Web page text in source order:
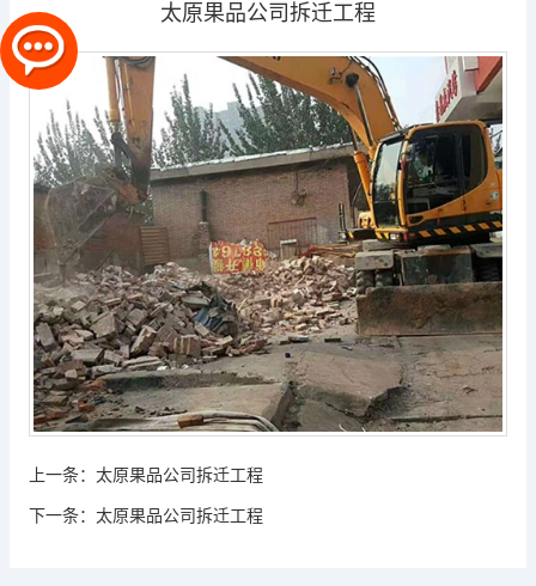
太原果品公司拆迁工程
上一条： 太原果品公司拆迁工程
下一条： 太原果品公司拆迁工程